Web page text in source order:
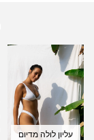
עליון לולה מדיום